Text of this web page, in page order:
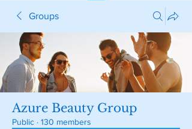
Groups
Azure Beauty Group
Public · 130 members